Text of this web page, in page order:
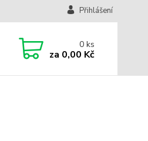
Přihlášení
0ks
za 0,00 Kč